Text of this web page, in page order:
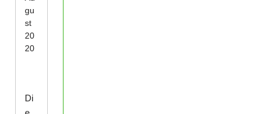
gu
st
20
20
Di